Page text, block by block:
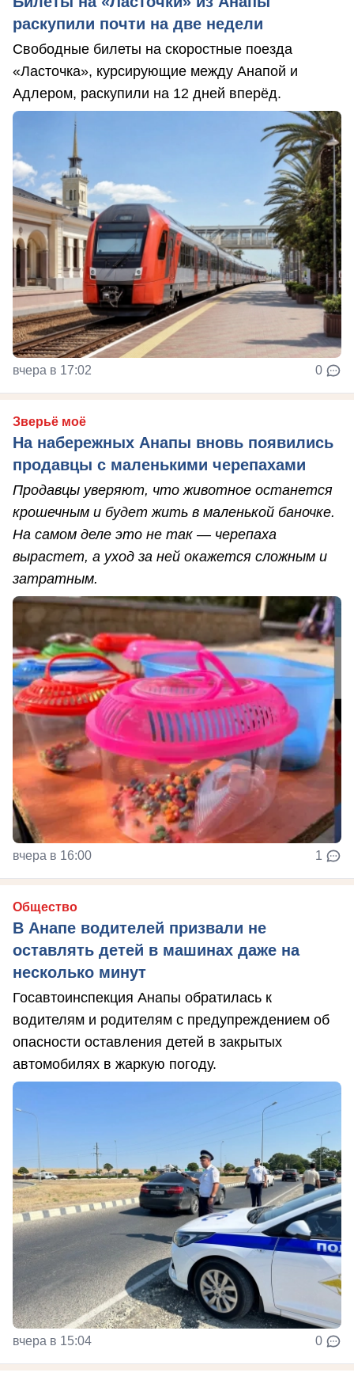
раскупили почти на две недели
Свободные билеты на скоростные поезда
«Ласточка», курсирующие между Анапой и
Адлером, раскупили на 12 дней вперёд.
вчера в 17:02 0
Зверьё моё
На набережных Анапы вновь появились
продавцы с маленькими черепахами
Продавцы уверяют, что животное останется
крошечным и будет жить в маленькой баночке.
На самом деле это не так — черепаха
вырастет, а уход за ней окажется сложным и
затратным.
вчера в 16:00 1
Общество
В Анапе водителей призвали не
оставлять детей в машинах даже на
несколько минут
Госавтоинспекция Анапы обратилась к
водителям и родителям с предупреждением об
опасности оставления детей в закрытых
автомобилях в жаркую погоду.
вчера в 15:04 0